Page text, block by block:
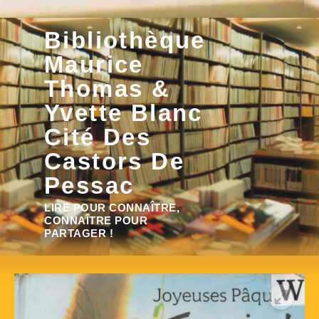
Aller
au
contenuBibliothèque
Maurice
Thomas &
Yvette Blanc
Cité Des
Castors De
Pessac
LIRE POUR CONNAÎTRE,
CONNAÎTRE POUR
PARTAGER !
Rechercher :